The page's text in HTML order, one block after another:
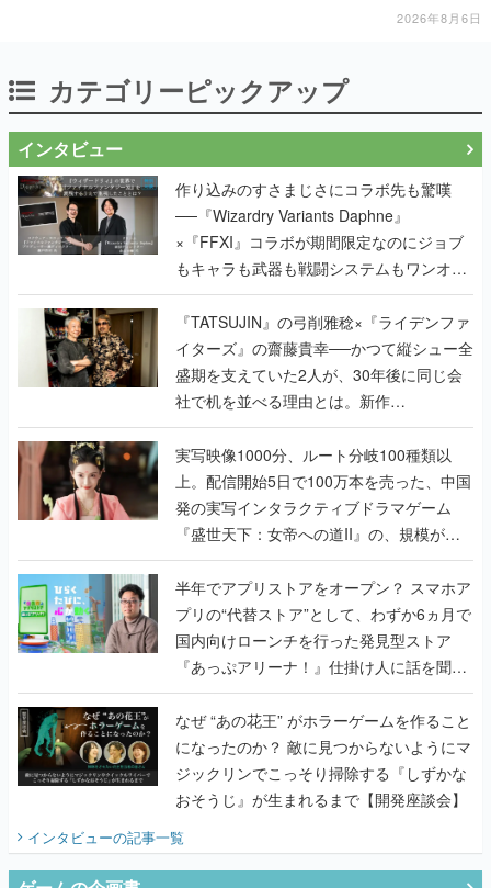
2026年8月6日
カテゴリーピックアップ
インタビュー
作り込みのすさまじさにコラボ先も驚嘆
──『Wizardry Variants Daphne』
×『FFXI』コラボが期間限定なのにジョブ
もキャラも武器も戦闘システムもワンオフ
で作り込まれた理由を両ディレクターに聞
く
『TATSUJIN』の弓削雅稔×『ライデンファ
イターズ』の齋藤貴幸──かつて縦シュー全
盛期を支えていた2人が、30年後に同じ会
社で机を並べる理由とは。新作
『TATSUJIN EXTREME』で初タッグを組
んだレジェンド2人に訊く開発秘話
実写映像1000分、ルート分岐100種類以
上。配信開始5日で100万本を売った、中国
発の実写インタラクティブドラマゲーム
『盛世天下：女帝への道II』の、規模が違
うこだわりをプロデューサーに聞いた
半年でアプリストアをオープン？ スマホア
プリの“代替ストア”として、わずか6ヵ月で
国内向けローンチを行った発見型ストア
『あっぷアリーナ！』仕掛け人に話を聞い
てみた
なぜ “あの花王” がホラーゲームを作ること
になったのか？ 敵に見つからないようにマ
ジックリンでこっそり掃除する『しずかな
おそうじ』が生まれるまで【開発座談会】
インタビューの記事一覧